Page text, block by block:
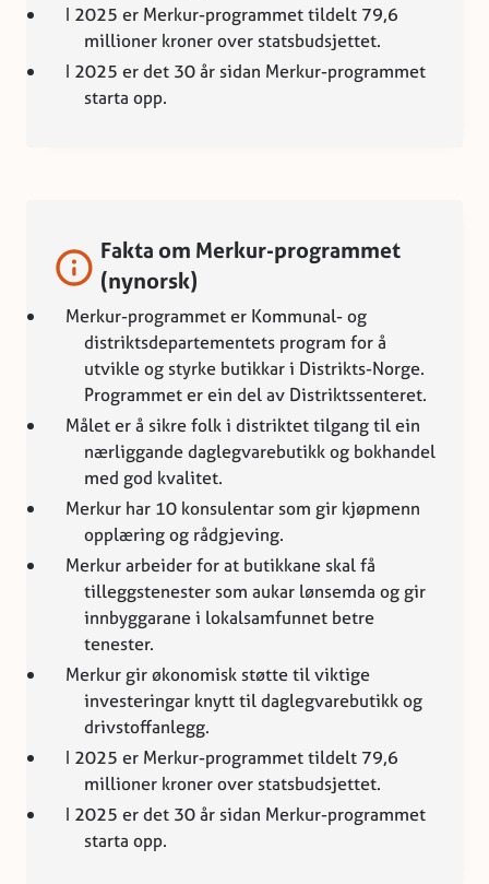
I 2025 er Merkur-programmet tildelt 79,6
millioner kroner over statsbudsjettet.
I 2025 er det 30 år sidan Merkur-programmet
starta opp.
Fakta om Merkur-programmet
(nynorsk)
Merkur-programmet er Kommunal- og
distriktsdepartementets program for å
utvikle og styrke butikkar i Distrikts-Norge.
Programmet er ein del av Distriktssenteret.
Målet er å sikre folk i distriktet tilgang til ein
nærliggande daglegvarebutikk og bokhandel
med god kvalitet.
Merkur har 10 konsulentar som gir kjøpmenn
opplæring og rådgjeving.
Merkur arbeider for at butikkane skal få
tilleggstenester som aukar lønsemda og gir
innbyggarane i lokalsamfunnet betre
tenester.
Merkur gir økonomisk støtte til viktige
investeringar knytt til daglegvarebutikk og
drivstoffanlegg.
I 2025 er Merkur-programmet tildelt 79,6
millioner kroner over statsbudsjettet.
I 2025 er det 30 år sidan Merkur-programmet
starta opp.